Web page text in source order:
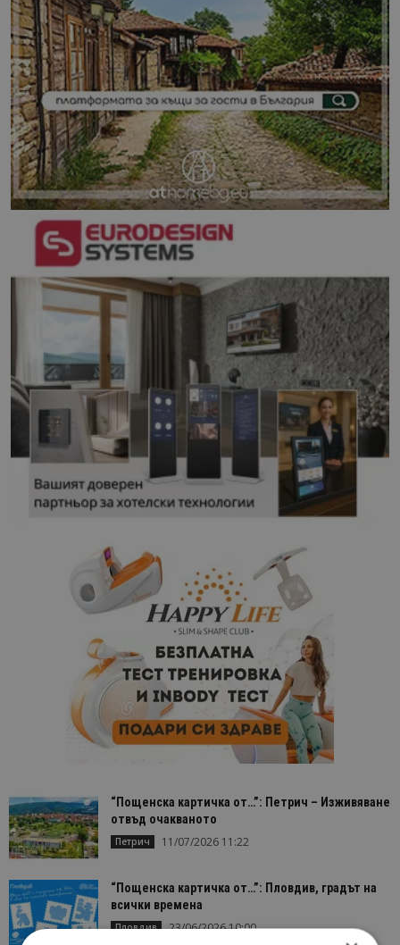
“Пощенска картичка от…”: Петрич – Изживяване
отвъд очакваното
Петрич 11/07/2026 11:22
“Пощенска картичка от…”: Пловдив, градът на
всички времена
Пловдив 23/06/2026 10:00